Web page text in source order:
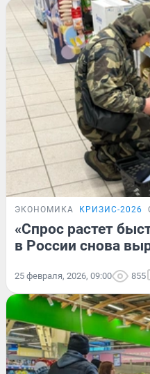
ЭКОНОМИКА КРИЗИС-2026
«Спрос растет
в России снова
25 февраля, 2026, 09:00 855